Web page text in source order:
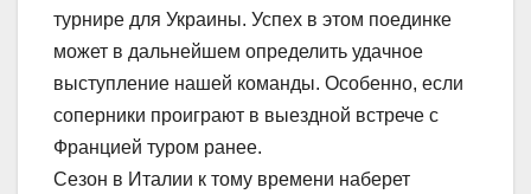
турнире для Украины. Успех в этом поединке
может в дальнейшем определить удачное
выступление нашей команды. Особенно, если
соперники проиграют в выездной встрече с
Францией туром ранее.
Сезон в Италии к тому времени наберет